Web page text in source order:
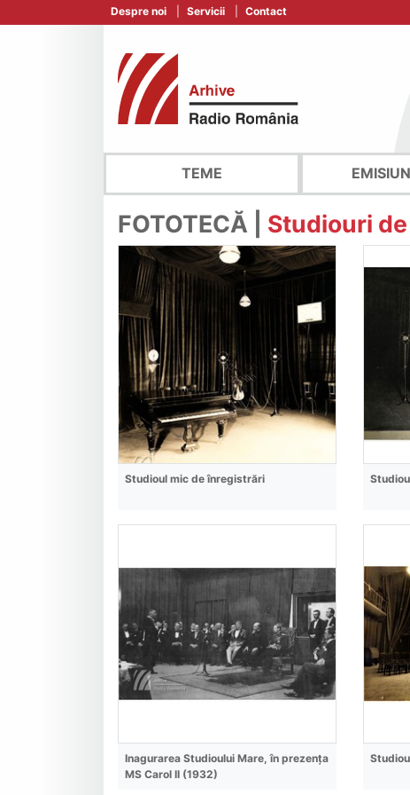
Despre noi Servicii Contact
TEME
FOTOTECĂ | Studiouri
Studioul mic de înregistrări
Inagurarea Studioului Mare, în prezența
MS Carol II (1932)